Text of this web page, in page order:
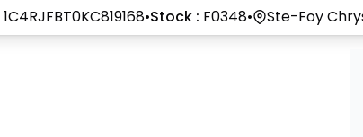
1C4RJFBT0KC819168•Stock : F0348• Ste-Foy